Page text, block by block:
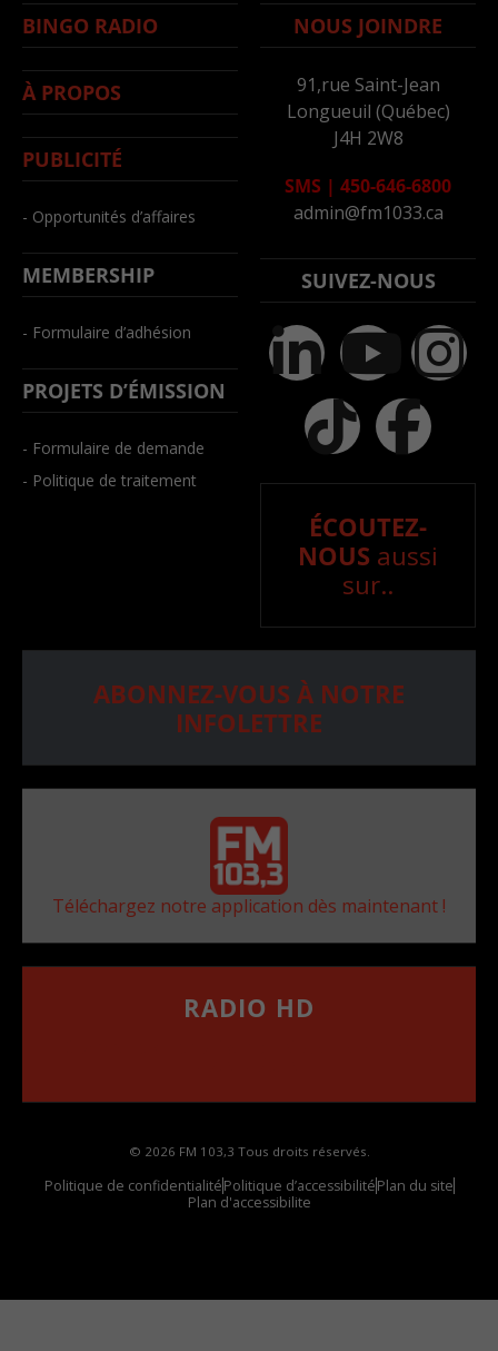
BINGO RADIO
À PROPOS
PUBLICITÉ
- Opportunités d’affaires
MEMBERSHIP
- Formulaire d’adhésion
PROJETS D’ÉMISSION
- Formulaire de demande
- Politique de traitement
NOUS JOINDRE
91,rue Saint-Jean
Longueuil (Québec)
J4H 2W8
SMS | 450-646-6800
admin@fm1033.ca
SUIVEZ-NOUS
ÉCOUTEZ-
NOUS aussi
sur..
ABONNEZ-VOUS À NOTRE
INFOLETTRE
Téléchargez notre application dès maintenant !
RADIO HD
© 2026 FM 103,3 Tous droits réservés.
Politique de confidentialitéPolitique d’accessibilitéPlan du site
Plan d'accessibilite